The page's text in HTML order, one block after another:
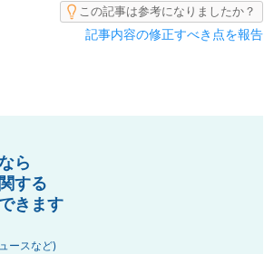
この記事は参考になりましたか？
記事内容の修正すべき点を報告
ら
する
きます
ースなど)